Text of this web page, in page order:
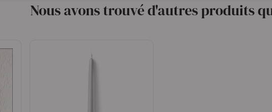
Nous avons trouvé d'autres produits